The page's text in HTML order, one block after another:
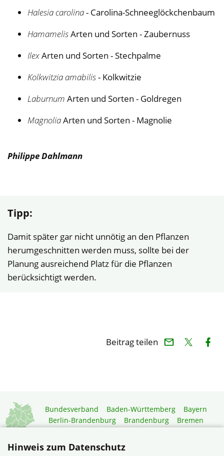
Halesia carolina- Carolina-Schneeglöckchenbaum
HamamelisArten und Sorten - Zaubernuss
IlexArten und Sorten - Stechpalme
Kolkwitzia amabilis- Kolkwitzie
Laburnum Arten und Sorten - Goldregen
MagnoliaArten und Sorten - Magnolie
Philippe Dahlmann
Tipp:
Damit später gar nicht unnötig an den Pflanzen
herumgeschnitten werden muss, sollte bei der
Planung ausreichend Platz für die Pflanzen
berücksichtigt werden.
Beitrag teilen
Bundesverband Baden-Württemberg
Bayern
Berlin-Brandenburg
Brandenburg
Bremen
Niedersachsen
Rheinland-Pfalz
Saarland
Hinweis zum Datenschutz